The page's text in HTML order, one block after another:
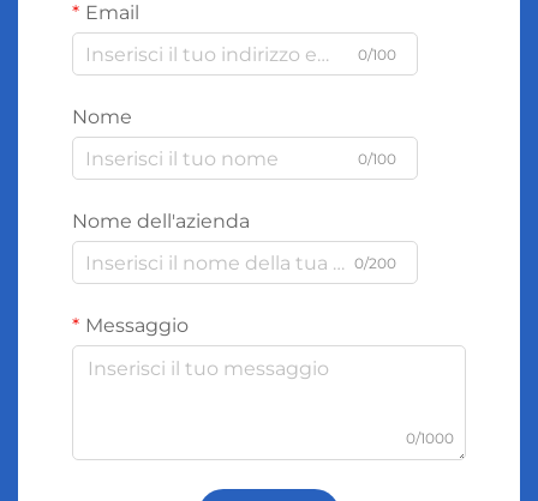
Email
0/100
Nome
0/100
Nome dell'azienda
0/200
Messaggio
0/1000